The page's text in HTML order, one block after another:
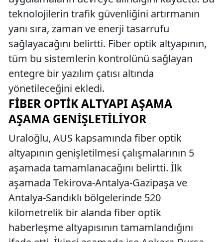
teknolojilerin trafik güvenliğini artırmanın
yanı sıra, zaman ve enerji tasarrufu
sağlayacağını belirtti. Fiber optik altyapının,
tüm bu sistemlerin kontrolünü sağlayan
entegre bir yazılım çatısı altında
yönetileceğini ekledi.
FIBER OPTIK ALTYAPI AŞAMA
AŞAMA GENIŞLETILIYOR
Uraloğlu, AUS kapsamında fiber optik
altyapının genişletilmesi çalışmalarının 5
aşamada tamamlanacağını belirtti. İlk
aşamada Tekirova-Antalya-Gazipaşa ve
Antalya-Sandıklı bölgelerinde 520
kilometrelik bir alanda fiber optik
haberleşme altyapısının tamamlandığını